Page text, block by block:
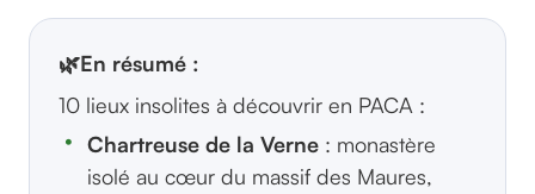
🌿En résumé :
10 lieux insolites à découvrir en PACA :
Chartreuse de la Verne : monastère
isolé au cœur du massif des Maures,